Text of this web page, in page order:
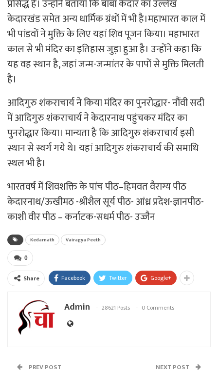
प्रसिद्ध है। उन्हाेंने बताया कि बाबा केदार का उल्लेख
केदारखंड समेत अन्य धार्मिक ग्रंथाें में भी है।महाभारत काल में
भी पांडवाें ने मुक्ति के लिए यहां शिव पूजन किया। महाभारत
काल से भी मंदिर का इतिहास जुड़ा हुआ है। उन्हाेंने कहा कि
यह वह स्थान है, जहां जन्म-जन्मांतर के पापाें से मुक्ति मिलती
है।
आदिगुरु शंकराचार्य ने किया मंदिर का पुनरोद्धार- नौंवी सदी
में आदिगुरु शंकराचार्य ने केदारनाथ पहुंचकर मंदिर का
पुनरोद्धार किया। मान्यता है कि आदिगुरु शंकराचार्य इसी
स्थान से स्वर्ग गये थे। यहां आदिगुरु शंकराचार्य की समाधि
स्थल भी है।
भारतवर्ष में शिवशक्ति के पांच पीठ–हिमवत वैराग्य पीठ
केदारनाथ/ऊखीमठ -श्रीशैल सूर्य पीठ- आंध्र प्रदेश-ज्ञानपीठ-
काशी वीर पीठ – कर्नाटक-सधर्म पीठ- उज्जैन
Kedarnath Vairagya Peeth
0
Share Facebook Twitter Google+
Admin 28621 Posts 0 Comments
PREV POST NEXT POST